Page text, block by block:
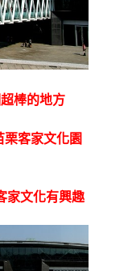
棒的地方
客家文化園
家文化有興趣